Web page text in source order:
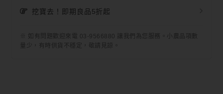
挖寶去！即期良品5折起
※ 如有問題歡迎來電 03-9566880 讓我們為您服務。小農品項數
量少，有時供貨不穩定，敬請見諒。